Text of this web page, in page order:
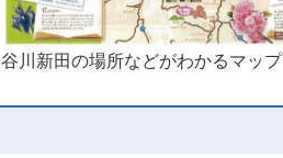
谷川新田の場所などがわかるマップ